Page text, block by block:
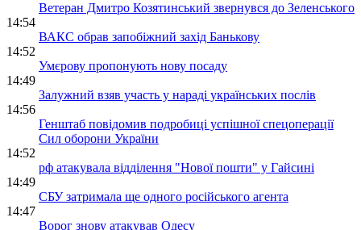
Ветеран Дмитро Козятинський звернувся до Зеленського
14:54
ВАКС обрав запобіжний захід Банькову
14:52
Умєрову пропонують нову посаду
14:49
Залужний взяв участь у нараді українських послів
14:56
Генштаб повідомив подробиці успішної спецоперації
Сил оборони України
14:52
рф атакувала відділення "Нової пошти" у Гайсині
14:49
СБУ затримала ще одного російського агента
14:47
Ворог знову атакував Одесу